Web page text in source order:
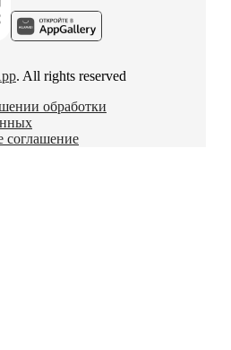
. All rights reserved
обработки
соглашение